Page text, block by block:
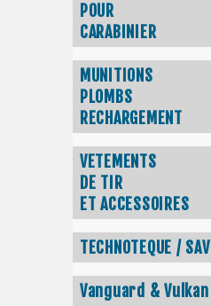
POUR
CARABINIER
MUNITIONS
PLOMBS
RECHARGEMENT
VETEMENTS
DE TIR
ET ACCESSOIRES
TECHNOTEQUE / SAV
Vanguard & Vulkan